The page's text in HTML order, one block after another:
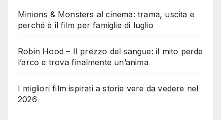
Minions & Monsters al cinema: trama, uscita e
perché è il film per famiglie di luglio
Robin Hood – Il prezzo del sangue: il mito perde
l’arco e trova finalmente un’anima
I migliori film ispirati a storie vere da vedere nel
2026